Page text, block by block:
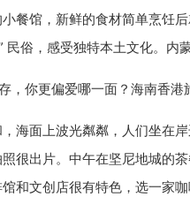
餐馆，新鲜的食材简单烹饪
民俗，感受独特本土文化。内
，你更偏爱哪一面？海南香港
海面上波光粼粼，人们坐在
很出片。中午在坚尼地城的
和文创店很有特色，选一家